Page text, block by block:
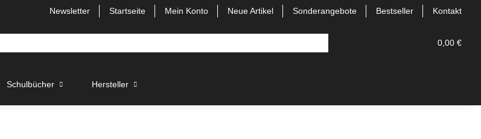
Newsletter Startseite Mein Konto Neue Artikel Sonderangebote Bestseller Kontakt
0,00 €
Schulbücher Hersteller